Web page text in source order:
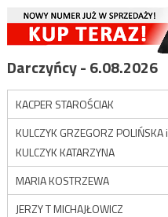
Darczyńcy - 6.08.2026
KACPER STAROŚCIAK
KULCZYK GRZEGORZ POLIŃSKA i
KULCZYK KATARZYNA
MARIA KOSTRZEWA
JERZY T MICHAJŁOWICZ